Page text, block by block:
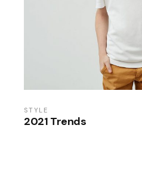
STYLE
2021 Trends